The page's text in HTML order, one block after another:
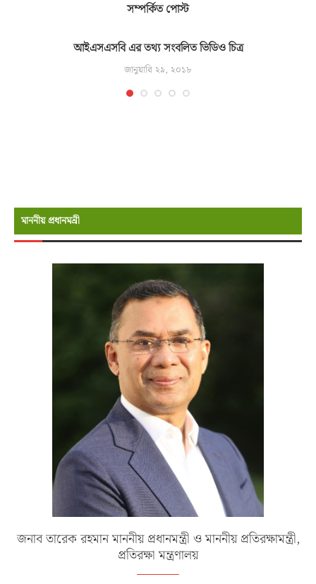
সম্পর্কিত পোস্ট
আইএসএসবি এর তথ্য সংবলিত ভিডিও চিত্র
জানুয়ারি ২৯, ২০১৮
মাননীয় প্রধানমন্রী
জনাব তারেক রহমান মাননীয় প্রধানমন্ত্রী ও মাননীয় প্রতিরক্ষামন্ত্রী,
প্রতিরক্ষা মন্ত্রণালয়